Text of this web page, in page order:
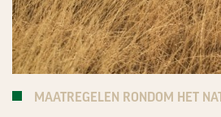
MAATREGELEN RONDOM HET